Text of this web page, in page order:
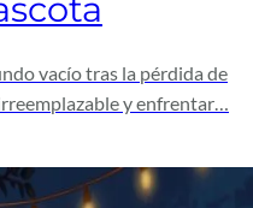
vacío tras la pérdida de
y enfrentar…